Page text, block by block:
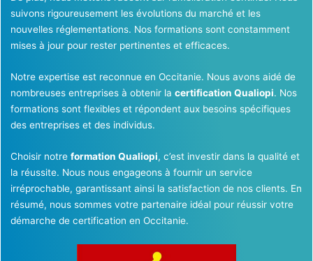
suivons rigoureusement les évolutions du marché et les
nouvelles réglementations. Nos formations sont constamment
mises à jour pour rester pertinentes et efficaces.
Notre expertise est reconnue en Occitanie. Nous avons aidé de
nombreuses entreprises à obtenir la certification Qualiopi. Nos
formations sont flexibles et répondent aux besoins spécifiques
des entreprises et des individus.
Choisir notre formation Qualiopi, c’est investir dans la qualité et
la réussite. Nous nous engageons à fournir un service
irréprochable, garantissant ainsi la satisfaction de nos clients. En
résumé, nous sommes votre partenaire idéal pour réussir votre
démarche de certification en Occitanie.